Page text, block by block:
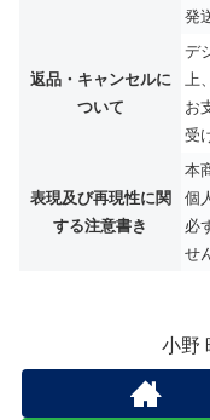
発
返品・キャンセルに
ついて
デ
上、
お
受
表現及び再現性に関
する注意書き
本
個
必
せ
小野